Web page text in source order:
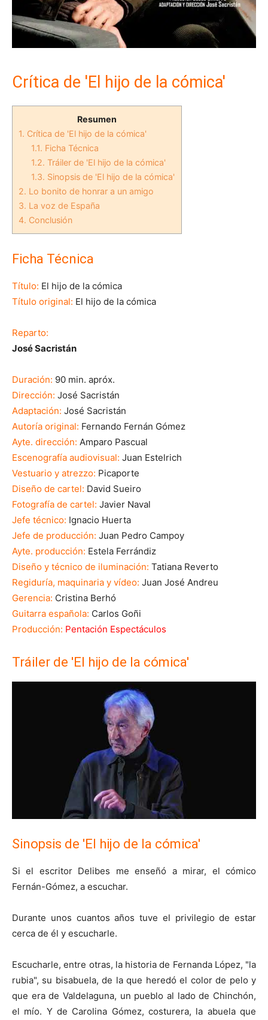
Crítica de 'El hijo de la cómica'
Resumen
1. Crítica de 'El hijo de la cómica'
1.1. Ficha Técnica
1.2. Tráiler de 'El hijo de la cómica'
1.3. Sinopsis de 'El hijo de la cómica'
2. Lo bonito de honrar a un amigo
3. La voz de España
4. Conclusión
Ficha Técnica
Título: El hijo de la cómica
Título original: El hijo de la cómica
Reparto:
José Sacristán
Duración: 90 min. apróx.
Dirección: José Sacristán
Adaptación: José Sacristán
Autoría original: Fernando Fernán Gómez
Ayte. dirección: Amparo Pascual
Escenografía audiovisual: Juan Estelrich
Vestuario y atrezzo: Picaporte
Diseño de cartel: David Sueiro
Fotografía de cartel: Javier Naval
Jefe técnico: Ignacio Huerta
Jefe de producción: Juan Pedro Campoy
Ayte. producción: Estela Ferrándiz
Diseño y técnico de iluminación: Tatiana Reverto
Regiduría, maquinaria y vídeo: Juan José Andreu
Gerencia: Cristina Berhó
Guitarra española: Carlos Goñi
Producción: Pentación Espectáculos
Tráiler de 'El hijo de la cómica'
Sinopsis de 'El hijo de la cómica'
Si el escritor Delibes me enseñó a mirar, el cómico
Fernán-Gómez, a escuchar.
Durante unos cuantos años tuve el privilegio de estar
cerca de él y escucharle.
Escucharle, entre otras, la historia de Fernanda López, "la
rubia", su bisabuela, de la que heredó el color de pelo y
que era de Valdelaguna, un pueblo al lado de Chinchón,
el mío. Y de Carolina Gómez, costurera, la abuela que